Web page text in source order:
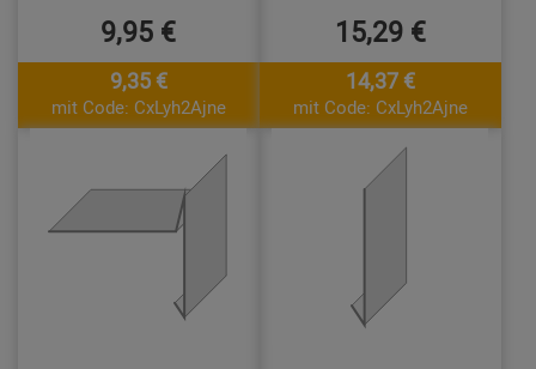
9,95 €
9,35 €
mit Code: CxLyh2Ajne
15,29 €
14,37 €
mit Code: CxLyh2Ajne